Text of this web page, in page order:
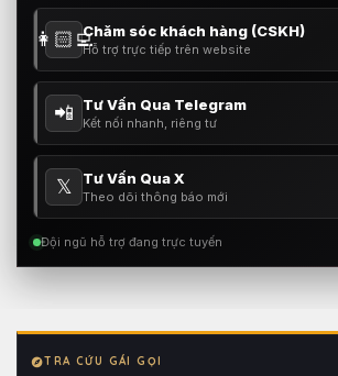
👩🏻‍💻Chăm sóc khách hàng (CSKH)
Hỗ trợ trực tiếp trên website
📲 Tư Vấn Qua Telegram
Kết nối nhanh, riêng tư
𝕏 Tư Vấn Qua X
Theo dõi thông báo mới
Đội ngũ hỗ trợ đang trực tuyến
TRA CỨU GÁI GỌI